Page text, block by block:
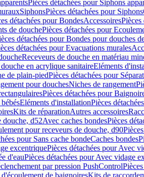
Pièces détachées pour Siphons
SiphonsPièces détachées pour Siphons
détachées pour BondesAccessoiresPièces
de douchePièces détachées pour
détachées pour Bondes pour douches
détachées pour Evacuations murales
Receveurs de douche en matériau
en acrylique sanitaireEléments
de plain-piedPièces détachées pour
pour douchesNiches de rangement
Pièces détachées pour
Eléments d'installationPièces
Kits de réparationAutres accessoires
douche, d52Avec caches bondesPièces
pour receveurs de douche, d90
pour Sans cache bondeCaches bondes
excentriquePièces détachées pour Avec
d'eauPièces détachées pour Avec vidage
par pression PushControl
de baignoiresKits de